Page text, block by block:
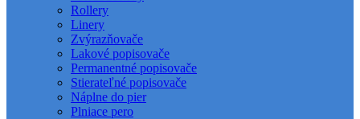
Rollery
Linery
Zvýrazňovače
Lakové popisovače
Permanentné popisovače
Stierateľné popisovače
Náplne do pier
Plniace pero